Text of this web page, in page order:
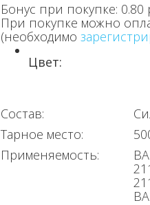
Бонус при покупке: 0.80
При покупке можно
(необходимо
Цвет:
Состав:
Тарное место:
Применяемость: